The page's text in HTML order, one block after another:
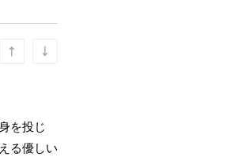
を投じ
る優しい